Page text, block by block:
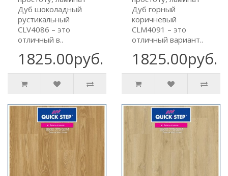
Дуб шоколадный
рустикальный
CLV4086 – это
отличный в..
1825.00руб.
Дуб горный
коричневый
CLM4091 – это
отличный вариант..
1825.00руб.